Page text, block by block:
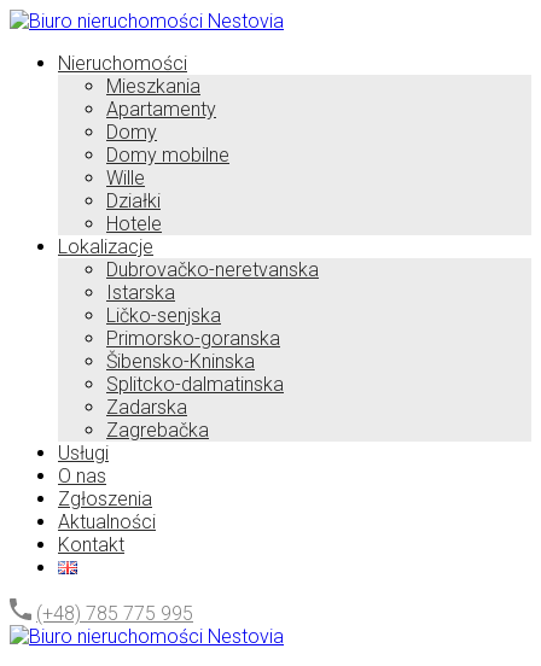
Nieruchomości
Mieszkania
Apartamenty
Domy
Domy mobilne
Wille
Działki
Hotele
Lokalizacje
Dubrovačko-neretvanska
Istarska
Ličko-senjska
Primorsko-goranska
Šibensko-Kninska
Splitcko-dalmatinska
Zadarska
Zagrebačka
Usługi
O nas
Zgłoszenia
Aktualności
Kontakt
(+48) 785 775 995